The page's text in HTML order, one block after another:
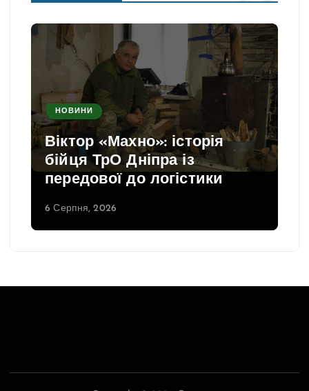
НОВИНИ
Віктор «Махно»: історія
бійця ТрО Дніпра із
передової до логістики
6 Серпня, 2026